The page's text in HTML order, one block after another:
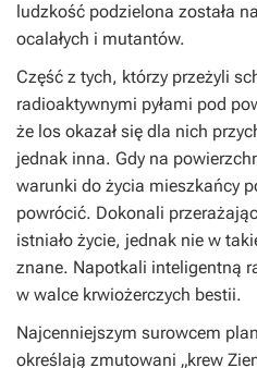
ludzkość podzielona została
ocalałych i mutantów.
Część z tych, którzy przeżyli
radioaktywnymi pyłami pod
że los okazał się dla nich
jednak inna. Gdy na
warunki do życia mieszkańcy
powrócić. Dokonali
istniało życie, jednak nie w
znane. Napotkali inteligentną
w walce krwiożerczych bestii.
Najcenniejszym surowcem
określają zmutowani „krew